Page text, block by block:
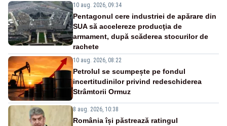
10 aug. 2026, 09:34
Pentagonul cere industriei de apărare din
SUA să accelereze producţia de
armament, după scăderea stocurilor de
rachete
10 aug. 2026, 08:22
Petrolul se scumpește pe fondul
incertitudinilor privind redeschiderea
Strâmtorii Ormuz
8 aug. 2026, 10:38
România își păstrează ratingul